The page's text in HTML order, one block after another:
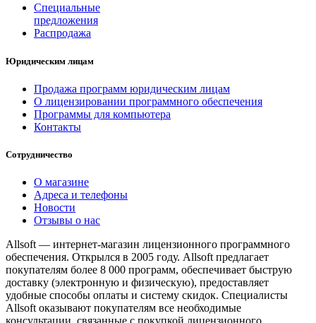
Специальные
предложения
Распродажа
Юридическим лицам
Продажа программ юридическим лицам
О лицензировании программного обеспечения
Программы для компьютера
Контакты
Сотрудничество
О магазине
Адреса и телефоны
Новости
Отзывы о нас
Allsoft — интернет-магазин лицензионного программного
обеспечения. Открылся в 2005 году. Allsoft предлагает
покупателям более 8 000 программ, обеспечивает быструю
доставку (электронную и физическую), предоставляет
удобные способы оплаты и систему скидок. Специалисты
Allsoft оказывают покупателям все необходимые